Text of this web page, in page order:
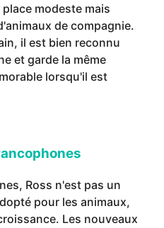
modeste mais
de compagnie.
il est bien reconnu
et garde la même
lorsqu'il est
Ross n'est pas un
pour les animaux,
Les nouveaux